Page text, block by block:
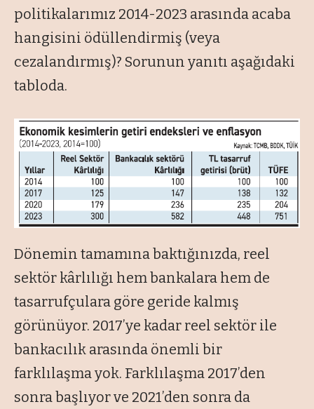
politikalarımız 2014-2023 arasında acaba
hangisini ödüllendirmiş (veya
cezalandırmış)? Sorunun yanıtı aşağıdaki
tabloda.
Dönemin tamamına baktığınızda, reel
sektör kârlılığı hem bankalara hem de
tasarrufçulara göre geride kalmış
görünüyor. 2017’ye kadar reel sektör ile
bankacılık arasında önemli bir
farklılaşma yok. Farklılaşma 2017’den
sonra başlıyor ve 2021’den sonra da